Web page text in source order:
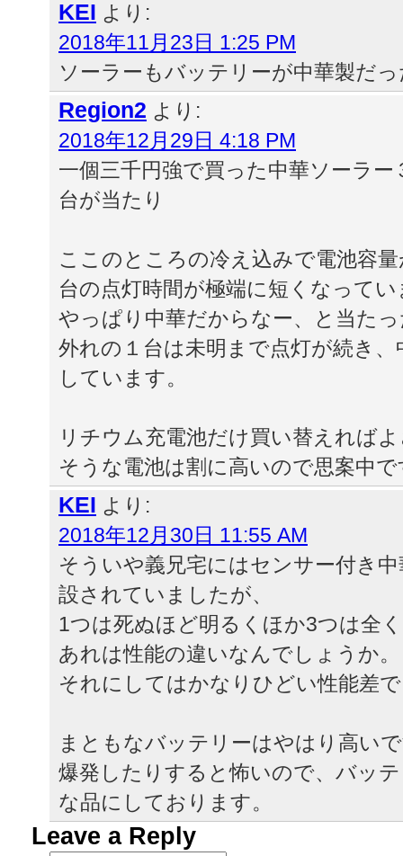
KEI より:
2018年11月23日 1:25 PM
ソーラーもバッテリーが中華製だ
Region2 より:
2018年12月29日 4:18 PM
一個三千円強で買った中華ソーラ
台が当たり
ここのところの冷え込みで電池容
台の点灯時間が極端に短くなってい
やっぱり中華だからなー、と当た
外れの１台は未明まで点灯が続き
しています。
リチウム充電池だけ買い替えれば
そうな電池は割に高いので思案中で
KEI より:
2018年12月30日 11:55 AM
そういや義兄宅にはセンサー付き
設されていましたが、
1つは死ぬほど明るくほか3つは全
あれは性能の違いなんでしょうか。
それにしてはかなりひどい性能差
まともなバッテリーはやはり高い
爆発したりすると怖いので、バッ
な品にしております。
Leave a Reply